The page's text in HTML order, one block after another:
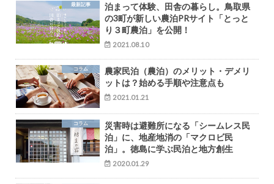
最新記事
泊まって体験、田舎の暮らし。鳥取県
の3町が新しい農泊PRサイト「とっと
り３町農泊」を公開！
2021.08.10
コラム
農家民泊（農泊）のメリット・デメリ
ットは？始める手順や注意点も
2021.01.21
コラム
災害時は避難所になる「シームレス民
泊」に、地産地消の「マクロビ民
泊」。徳島に学ぶ民泊と地方創生
2020.01.29